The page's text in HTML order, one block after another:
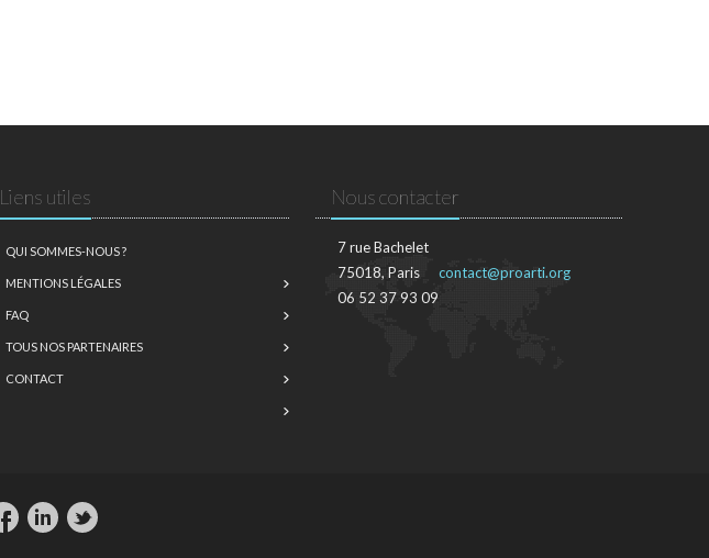
Liens utiles
QUI SOMMES-NOUS ?
MENTIONS LÉGALES
FAQ
TOUS NOS PARTENAIRES
CONTACT
Nous contacter
7 rue Bachelet
75018, Paris
06 52 37 93 09
contact@proarti.org